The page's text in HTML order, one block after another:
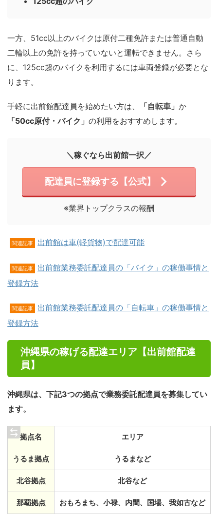
一方、51cc以上のバイクは原付二種免許または普通自動
二輪以上の免許を持っていないと運転できません。さら
に、125cc超のバイクを利用するには車両登録が必要とな
ります。
手軽に出前館配達員を始めたい方は、 「自転車」 か
「50cc原付・バイク」 の利用をおすすめします。
＼稼ぐなら出前館一択／
配達員に登録する【公式】
※業界トップクラスの報酬
関連記事 出前館は車(軽貨物)で配達可能
関連記事
出前館業務委託配達員の「バイク」の稼働事情と
登録方法
関連記事
出前館業務委託配達員の「自転車」の稼働事情と
登録方法
沖縄県の稼げる配達エリア【出前館配達
員】
沖縄県は、 下記3つの拠点で業務委託配達員を募集してい
ます。
拠点名 エリア
うるま拠点 うるまなど
北谷拠点 北谷など
那覇拠点 おもろまち、小禄、内間、国場、我如古など